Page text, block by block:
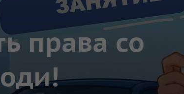
права со